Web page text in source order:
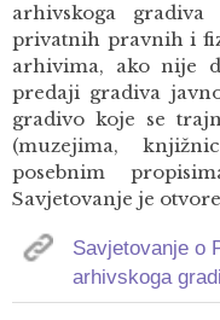
arhivskoga
privatnih pravnih i
arhivima, ako nije
predaji gradiva
gradivo koje se
(muzejima,
posebnim
Savjetovanje je
Savjetovanje o
arhivskoga